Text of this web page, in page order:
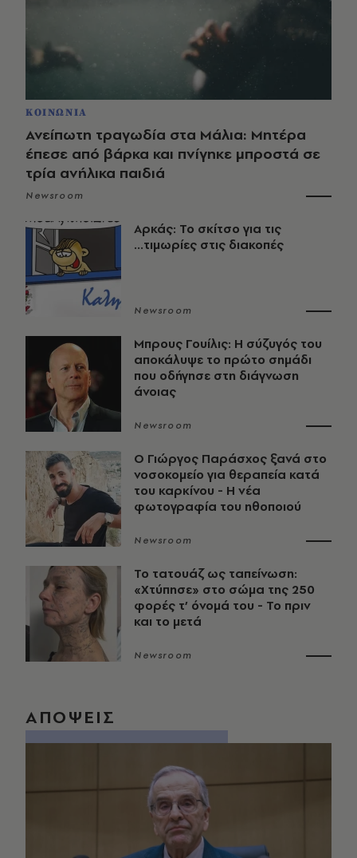
ΚΟΙΝΩΝΙΑ
Ανείπωτη τραγωδία στα Μάλια: Μητέρα
έπεσε από βάρκα και πνίγηκε μπροστά σε
τρία ανήλικα παιδιά
Newsroom
Αρκάς: Το σκίτσο για τις
...τιμωρίες στις διακοπές
Newsroom
Μπρους Γουίλις: Η σύζυγός του
αποκάλυψε το πρώτο σημάδι
που οδήγησε στη διάγνωση
άνοιας
Newsroom
O Γιώργος Παράσχος ξανά στο
νοσοκομείο για θεραπεία κατά
του καρκίνου - Η νέα
φωτογραφία του ηθοποιού
Newsroom
Το τατουάζ ως ταπείνωση:
«Χτύπησε» στο σώμα της 250
φορές τ’ όνομά του - Το πριν
και το μετά
Newsroom
ΑΠΟΨΕΙΣ